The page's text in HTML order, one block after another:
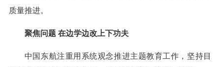
质量推进。
聚焦问题 在边学边改上下功夫
中国东航注重用系统观念推进主题教育工作，坚持目